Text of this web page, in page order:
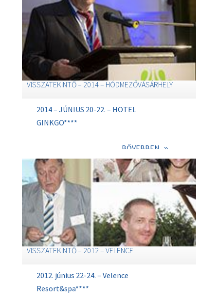
VISSZATEKINTŐ – 2014 – HÓDMEZŐVÁSÁRHELY
2014 – JÚNIUS 20-22. – HOTEL
GINKGO****
BŐVEBBEN
VISSZATEKINTŐ – 2012 – VELENCE
2012. június 22-24. – Velence
Resort&spa****